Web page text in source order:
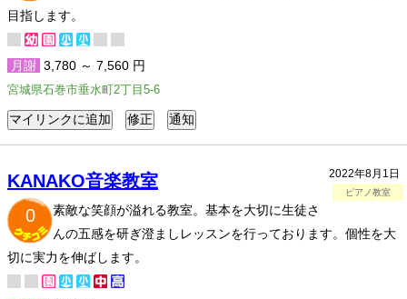
目指します。
月謝 3,780 ～ 7,560 円
宮城県石巻市垂水町2丁目5-6
2022年8月1日
ピアノ教室
KANAKO音楽教室
0
素敵な笑顔が溢れる教室。基本を大切に生徒さ
んの五感を研ぎ澄ましレッスンを行っております。個性を大
切に実力を伸ばします。